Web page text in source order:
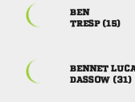

 

 